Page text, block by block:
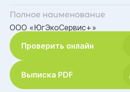
Полное наименование
ООО «ЮгЭкоСервис+»
Проверить онлайн
Выписка PDF